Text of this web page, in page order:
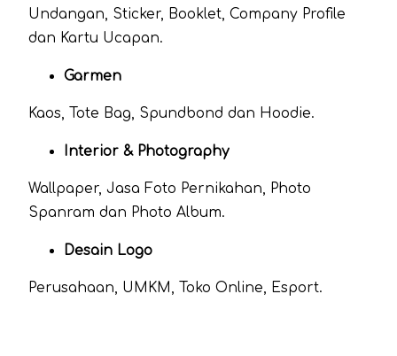
Undangan, Sticker, Booklet, Company Profile
dan Kartu Ucapan.
Garmen
Kaos, Tote Bag, Spundbond dan Hoodie.
Interior & Photography
Wallpaper, Jasa Foto Pernikahan, Photo
Spanram dan Photo Album.
Desain Logo
Perusahaan, UMKM, Toko Online, Esport.